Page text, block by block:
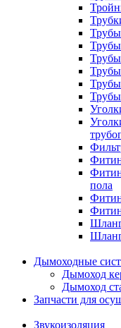
Трубы
пола
Дымоходные
Дымоход
Дымоход
Запчасти для
Звукоизоляция